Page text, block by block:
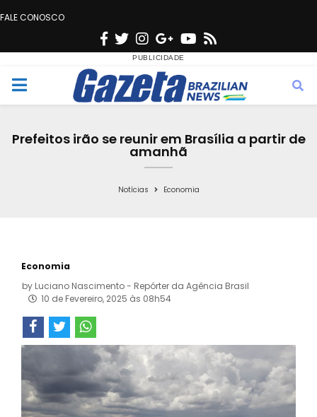
FALE CONOSCO
F
c
e
o
T
w
i
t
e
n
s
t
g
r
a
G
o
o
g
e
Y
u
t
b
s
M
Prefeitos irão se reunir em Brasília a partir de
amanhã
Notícias Economia
Economia
by Luciano Nascimento - Repórter da Agência Brasil
10 de Fevereiro, 2025 às 08h54